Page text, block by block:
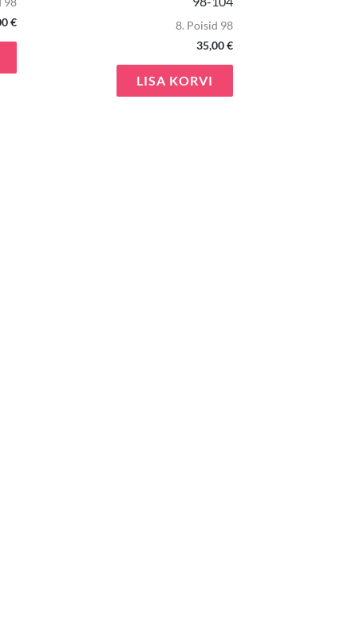
98
€ 8. Poisid 98
35,00€
LISA KORVI